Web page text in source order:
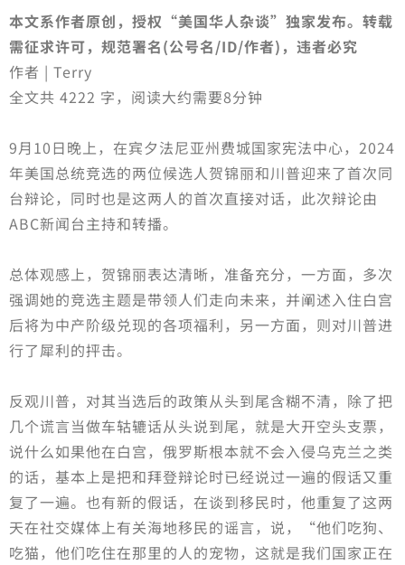
本文系作者原创，授权“美国华人杂谈”独家发布。转载
需征求许可，规范署名(公号名/ID/作者)，违者必究
作者 | Terry
全文共 4222 字，阅读大约需要8分钟
9月10日晚上，在宾夕法尼亚州费城国家宪法中心，2024
年美国总统竞选的两位候选人贺锦丽和川普迎来了首次同
台辩论，同时也是这两人的首次直接对话，此次辩论由
ABC新闻台主持和转播。
总体观感上，贺锦丽表达清晰，准备充分，一方面，多次
强调她的竞选主题是带领人们走向未来，并阐述入住白宫
后将为中产阶级兑现的各项福利，另一方面，则对川普进
行了犀利的抨击。
反观川普，对其当选后的政策从头到尾含糊不清，除了把
几个谎言当做车轱辘话从头说到尾，就是大开空头支票，
说什么如果他在白宫，俄罗斯根本就不会入侵乌克兰之类
的话，基本上是把和拜登辩论时已经说过一遍的假话又重
复了一遍。也有新的假话，在谈到移民时，他重复了这两
天在社交媒体上有关海地移民的谣言，说，“他们吃狗、
吃猫，他们吃住在那里的人的宠物，这就是我们国家正在